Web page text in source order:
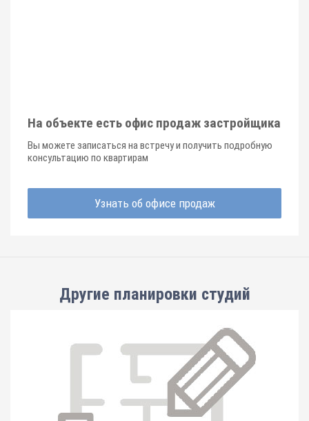
На объекте есть офис продаж застройщика
Вы можете записаться на встречу и получить подробную
консультацию по квартирам
Узнать об офисе продаж
Другие планировки студий